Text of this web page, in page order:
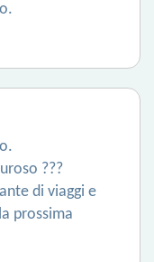
???
di viaggi e
prossima